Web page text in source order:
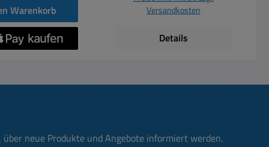
Warenkorb
Versandkosten
Details
neue Produkte und Angebote informiert werden.